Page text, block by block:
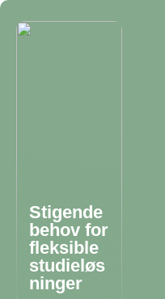
Stigende
behov for
fleksible
studieløs
ninger